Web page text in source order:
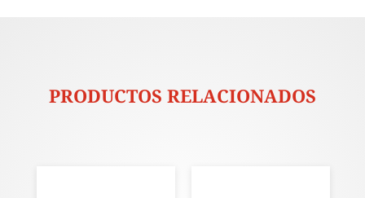
PRODUCTOS RELACIONADOS